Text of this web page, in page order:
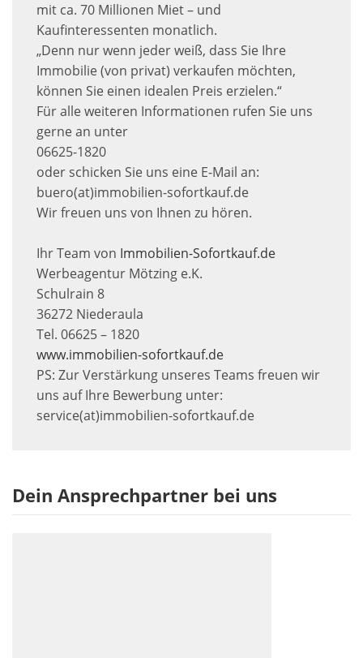
mit ca. 70 Millionen Miet – und
Kaufinteressenten monatlich.
„Denn nur wenn jeder weiß, dass Sie Ihre
Immobilie (von privat) verkaufen möchten,
können Sie einen idealen Preis erzielen.“
Für alle weiteren Informationen rufen Sie uns
gerne an unter
06625-1820
oder schicken Sie uns eine E-Mail an:
buero(at)immobilien-sofortkauf.de
Wir freuen uns von Ihnen zu hören.
Ihr Team von Immobilien-Sofortkauf.de
Werbeagentur Mötzing e.K.
Schulrain 8
36272 Niederaula
Tel. 06625 – 1820
www.immobilien-sofortkauf.de
PS: Zur Verstärkung unseres Teams freuen wir
uns auf Ihre Bewerbung unter:
service(at)immobilien-sofortkauf.de
Dein Ansprechpartner bei uns